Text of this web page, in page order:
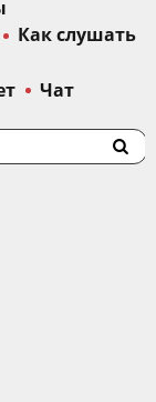
Как слушать
Чат